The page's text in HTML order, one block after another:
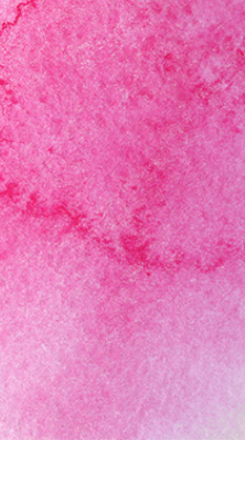
Date de Antrenament AI